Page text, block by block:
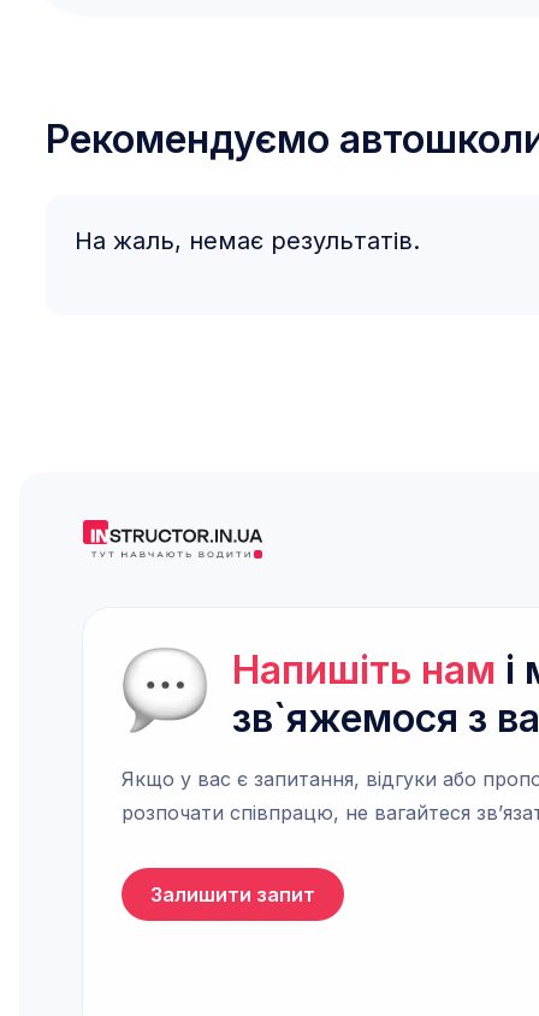
Рекомендуємо
На жаль, немає результатів.
Напишіть нам і
зв`яжемося з
Якщо у вас є запитання, відгуки або
розпочати співпрацю, не вагайтеся
Залишити запит